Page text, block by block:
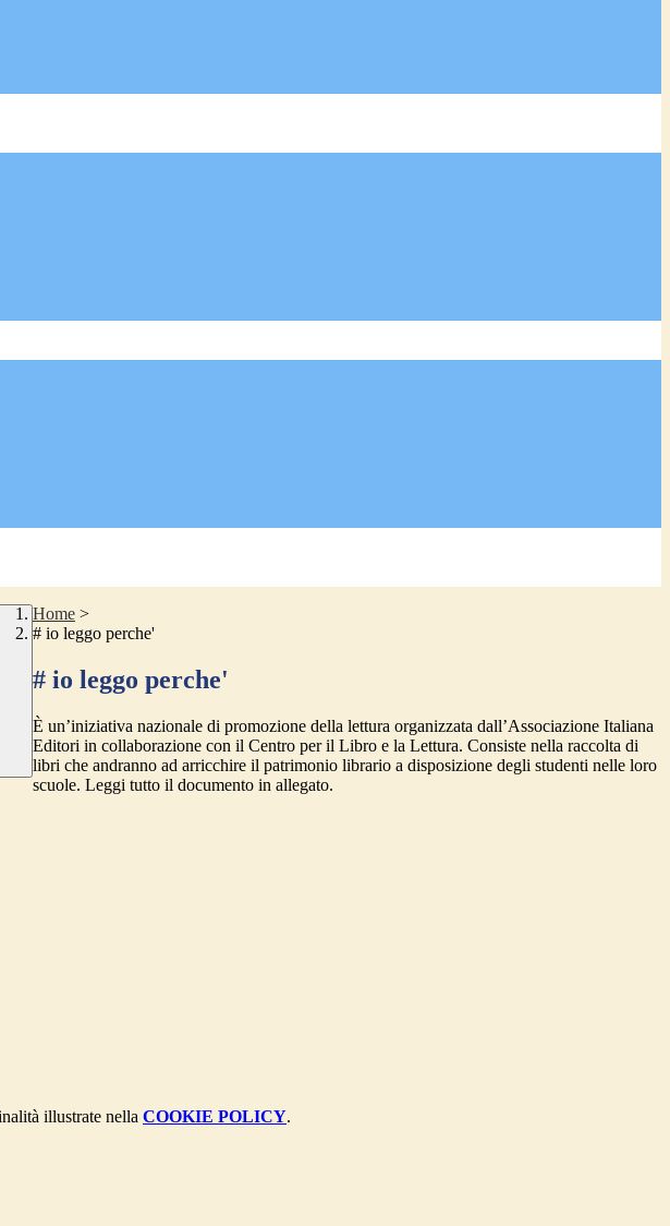
Home >
# io leggo perche'
# io leggo perche'
È un’iniziativa nazionale di promozione della lettura organizzata dall’Associazione Italiana
Editori in collaborazione con il Centro per il Libro e la Lettura. Consiste nella raccolta di
libri che andranno ad arricchire il patrimonio librario a disposizione degli studenti nelle loro
scuole. Leggi tutto il documento in allegato.
illustrate nella COOKIE POLICY.